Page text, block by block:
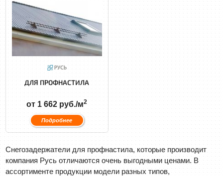
ДЛЯ ПРОФНАСТИЛА
от 1 662 руб./м2
Подробнее
Снегозадержатели для профнастила, которые производит
компания Русь отличаются очень выгодными ценами. В
ассортименте продукции модели разных типов,